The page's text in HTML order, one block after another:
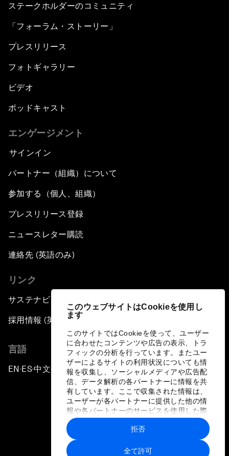
このウェブサイトはCookieを使用し
ます
このサイトではCookieを使って、ユーザー
に合わせたコンテンツや広告の表示、トラ
フィックの分析を行っています。またユー
ザーによるサイトの利用状況についても情
報を収集し、ソーシャルメディアや広告配
信、データ解析の各パートナーに情報を共
有しています。ここで収集された情報は、
ユーザーが各パートナーに提供した他の情
報や各パートナーのサービスを使用した際
に収集された情報と組み合わされ、各パー
トナーによって使用されることがありま
す。
全て許可
拒否
ステークホルダーのコミュニティ
「フォーラム・ストーリー」
プレスリリース
フォトギャラリー
ビデオ
ポッドキャスト
エンゲージメント
サインイン
パートナー（組織）について
参加する（個人、組織）
プレスリリース登録
ニュースレター購読
連絡先 (英語のみ)
リンク
サステナビリティへの取り組み
採用情報 (英語のみ)
言語
EN ▪ES▪中文▪ 日本語
プライバシーポリシーと利用規約